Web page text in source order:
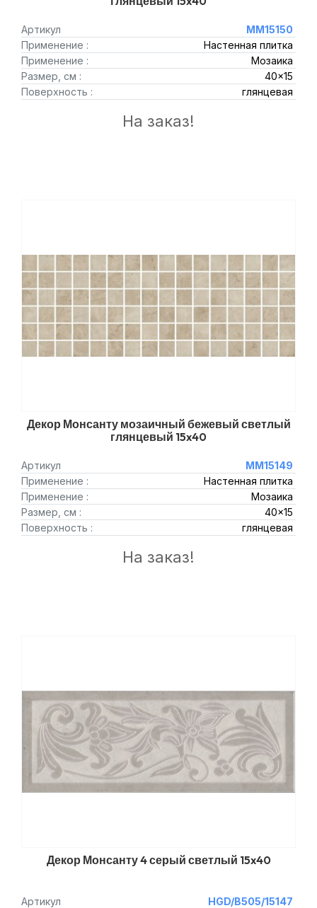
Артикул
MM15150
Применение :
Настенная плитка
Применение :
Мозаика
Размер, см :
40x15
Поверхность :
глянцевая
На заказ!
Декор Монсанту мозаичный бежевый светлый
глянцевый 15x40
Артикул
MM15149
Применение :
Настенная плитка
Применение :
Мозаика
Размер, см :
40x15
Поверхность :
глянцевая
На заказ!
Декор Монсанту 4 серый светлый 15x40
Артикул
HGD/B505/15147